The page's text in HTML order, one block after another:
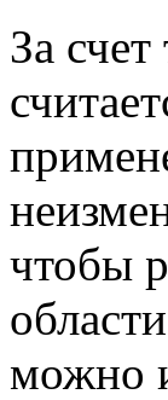
За
чтобы
можно